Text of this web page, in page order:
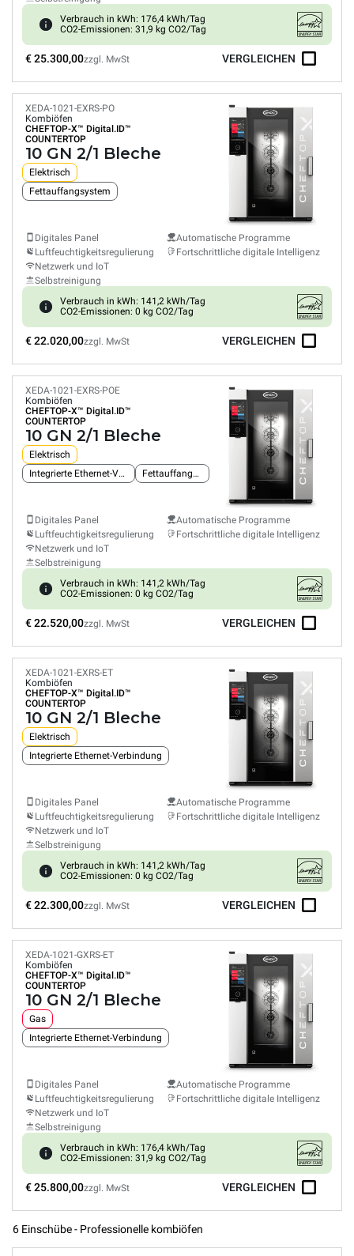
Verbrauch in kWh: 176,4 kWh/Tag
CO2-Emissionen: 31,9 kg CO2/Tag
€ 25.300,00zzgl. MwSt VERGLEICHEN
XEDA-1021-EXRS-PO
Kombiöfen
CHEFTOP-X™ Digital.ID™
COUNTERTOP
10 GN 2/1 Bleche
Elektrisch
Fettauffangsystem
Digitales Panel
Luftfeuchtigkeitsregulierung
Netzwerk und IoT
Selbstreinigung
Automatische Programme
Fortschrittliche digitale Intelligenz
Verbrauch in kWh: 141,2 kWh/Tag
CO2-Emissionen: 0 kg CO2/Tag
€ 22.020,00zzgl. MwSt VERGLEICHEN
XEDA-1021-EXRS-POE
Kombiöfen
CHEFTOP-X™ Digital.ID™
COUNTERTOP
10 GN 2/1 Bleche
Elektrisch
Integrierte Ethernet-Verbindung
Fettauffangsystem
Digitales Panel
Luftfeuchtigkeitsregulierung
Netzwerk und IoT
Selbstreinigung
Automatische Programme
Fortschrittliche digitale Intelligenz
Verbrauch in kWh: 141,2 kWh/Tag
CO2-Emissionen: 0 kg CO2/Tag
€ 22.520,00zzgl. MwSt VERGLEICHEN
XEDA-1021-EXRS-ET
Kombiöfen
CHEFTOP-X™ Digital.ID™
COUNTERTOP
10 GN 2/1 Bleche
Elektrisch
Integrierte Ethernet-Verbindung
Digitales Panel
Luftfeuchtigkeitsregulierung
Netzwerk und IoT
Selbstreinigung
Automatische Programme
Fortschrittliche digitale Intelligenz
Verbrauch in kWh: 141,2 kWh/Tag
CO2-Emissionen: 0 kg CO2/Tag
€ 22.300,00zzgl. MwSt VERGLEICHEN
XEDA-1021-GXRS-ET
Kombiöfen
CHEFTOP-X™ Digital.ID™
COUNTERTOP
10 GN 2/1 Bleche
Gas
Integrierte Ethernet-Verbindung
Digitales Panel
Luftfeuchtigkeitsregulierung
Netzwerk und IoT
Selbstreinigung
Automatische Programme
Fortschrittliche digitale Intelligenz
Verbrauch in kWh: 176,4 kWh/Tag
CO2-Emissionen: 31,9 kg CO2/Tag
€ 25.800,00zzgl. MwSt VERGLEICHEN
6 Einschübe - Professionelle kombiöfen